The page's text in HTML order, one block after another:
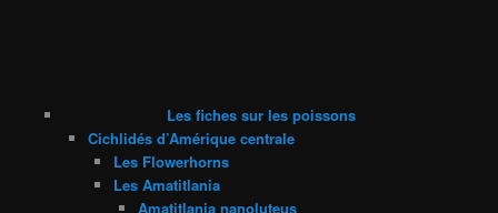
Les fiches sur les poissons
Cichlidés d’Amérique centrale
Les Flowerhorns
Les Amatitlania
Amatitlania nanoluteus